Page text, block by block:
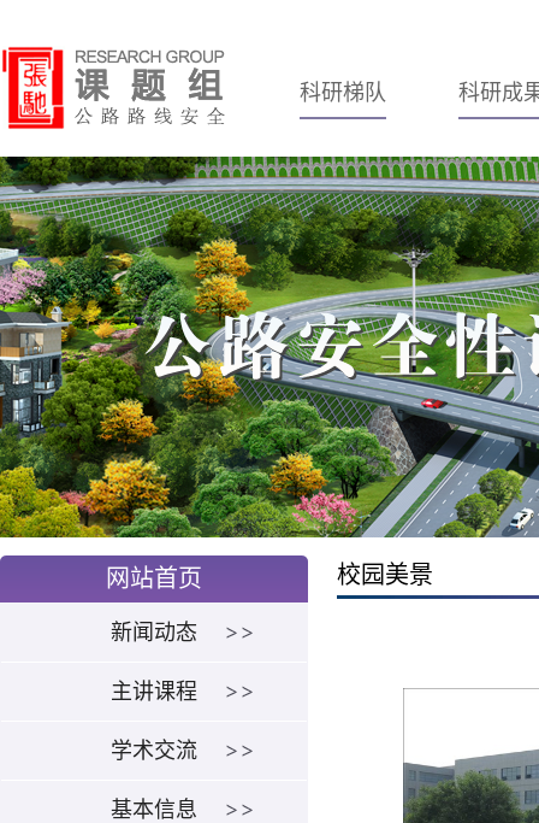
科研梯队 科研成
校园美景
网站首页
新闻动态
主讲课程
学术交流
基本信息